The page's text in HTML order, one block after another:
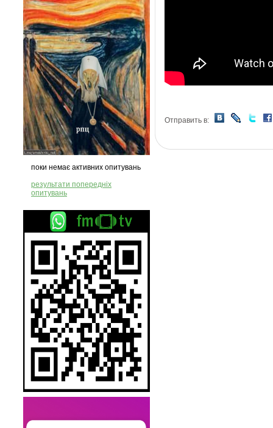
поки немає активних опитувань
результати попередніх
опитувань
Отправить в: